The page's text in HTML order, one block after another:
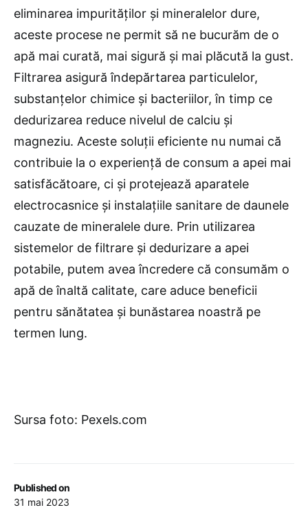
Published on
31 mai 2023
eliminarea impurităților și mineralelor dure,
aceste procese ne permit să ne bucurăm de o
apă mai curată, mai sigură și mai plăcută la gust.
Filtrarea asigură îndepărtarea particulelor,
substanțelor chimice și bacteriilor, în timp ce
dedurizarea reduce nivelul de calciu și
magneziu. Aceste soluții eficiente nu numai că
contribuie la o experiență de consum a apei mai
satisfăcătoare, ci și protejează aparatele
electrocasnice și instalațiile sanitare de daunele
cauzate de mineralele dure. Prin utilizarea
sistemelor de filtrare și dedurizare a apei
potabile, putem avea încredere că consumăm o
apă de înaltă calitate, care aduce beneficii
pentru sănătatea și bunăstarea noastră pe
termen lung.
Sursa foto: Pexels.com